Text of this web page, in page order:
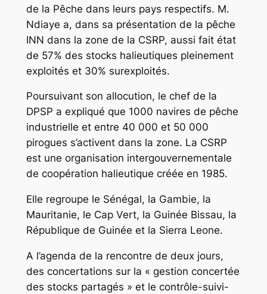
de la Pêche dans leurs pays respectifs. M.
Ndiaye a, dans sa présentation de la pêche
INN dans la zone de la CSRP, aussi fait état
de 57% des stocks halieutiques pleinement
exploités et 30% surexploités.
Poursuivant son allocution, le chef de la
DPSP a expliqué que 1000 navires de pêche
industrielle et entre 40 000 et 50 000
pirogues s’activent dans la zone. La CSRP
est une organisation intergouvernementale
de coopération halieutique créée en 1985.
Elle regroupe le Sénégal, la Gambie, la
Mauritanie, le Cap Vert, la Guinée Bissau, la
République de Guinée et la Sierra Leone.
A l’agenda de la rencontre de deux jours,
des concertations sur la « gestion concertée
des stocks partagés » et le contrôle-suivi-